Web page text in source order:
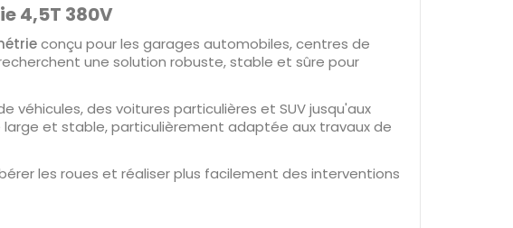
4,5T 380V
conçu pour les garages automobiles, centres de
une solution robuste, stable et sûre pour
véhicules, des voitures particulières et SUV jusqu'aux
et stable, particulièrement adaptée aux travaux de
les roues et réaliser plus facilement des interventions